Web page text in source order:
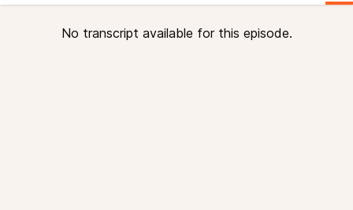
No transcript available for this episode.